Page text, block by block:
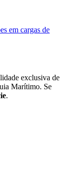
em cargas de
exclusiva de
Marítimo. Se
.